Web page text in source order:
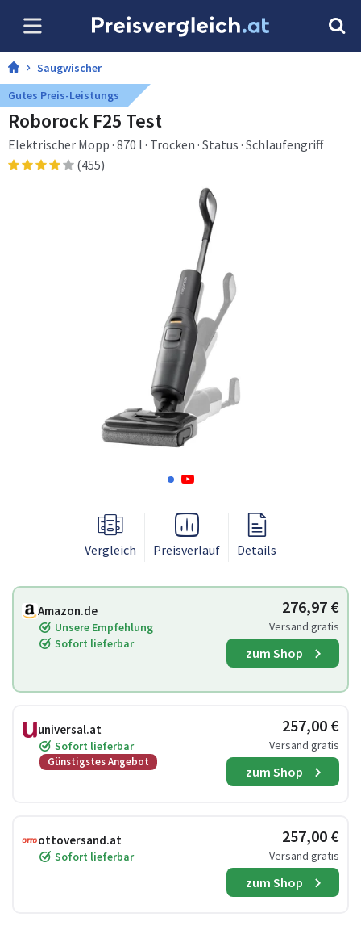
Saugwischer
Gutes Preis-Leistungs
Roborock F25 Test
Elektrischer Mopp · 870 l · Trocken · Status · Schlaufengriff
(455)
Vergleich Preisverlauf Details
Amazon.de
Unsere Empfehlung
Sofort lieferbar
276,97 €
Versand gratis
zum Shop
universal.at
Sofort lieferbar
Günstigstes Angebot
257,00 €
Versand gratis
zum Shop
ottoversand.at
Sofort lieferbar
257,00 €
Versand gratis
zum Shop